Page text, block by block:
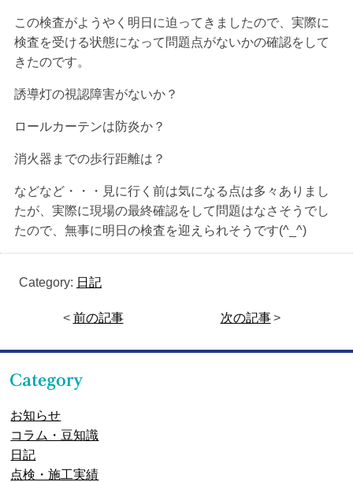
この検査がようやく明日に迫ってきましたので、実際に
検査を受ける状態になって問題点がないかの確認をして
きたのです。
誘導灯の視認障害がないか？
ロールカーテンは防炎か？
消火器までの歩行距離は？
などなど・・・見に行く前は気になる点は多々ありまし
たが、実際に現場の最終確認をして問題はなさそうでし
たので、無事に明日の検査を迎えられそうです(^_^)
Category: 日記
< 前の記事 次の記事 >
お知らせ
コラム・豆知識
日記
点検・施工実績